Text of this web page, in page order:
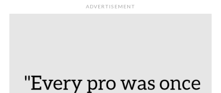
ADVERTISEMENT